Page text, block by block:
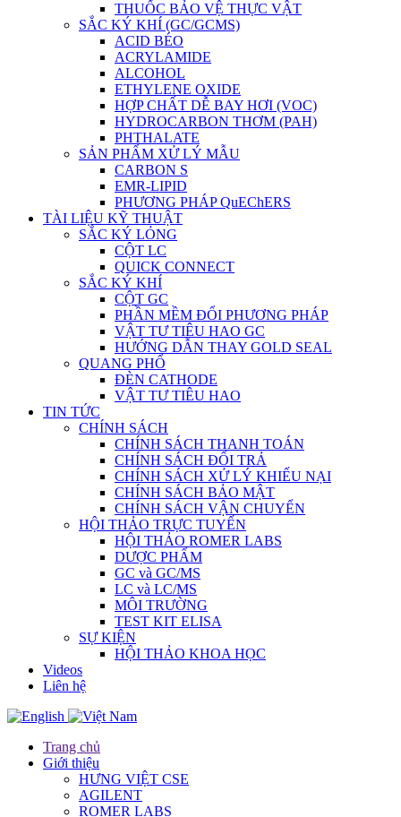
THUỐC BẢO VỆ THỰC VẬT
SẮC KÝ KHÍ (GC/GCMS)
ACID BÉO
ACRYLAMIDE
ALCOHOL
ETHYLENE OXIDE
HỢP CHẤT DỄ BAY HƠI (VOC)
HYDROCARBON THƠM (PAH)
PHTHALATE
SẢN PHẨM XỬ LÝ MẪU
CARBON S
EMR-LIPID
PHƯƠNG PHÁP QuEChERS
TÀI LIỆU KỸ THUẬT
SẮC KÝ LỎNG
CỘT LC
QUICK CONNECT
SẮC KÝ KHÍ
CỘT GC
PHẦN MỀM ĐỔI PHƯƠNG PHÁP
VẬT TƯ TIÊU HAO GC
HƯỚNG DẪN THAY GOLD SEAL
QUANG PHỔ
ĐÈN CATHODE
VẬT TƯ TIÊU HAO
TIN TỨC
CHÍNH SÁCH
CHÍNH SÁCH THANH TOÁN
CHÍNH SÁCH ĐỔI TRẢ
CHÍNH SÁCH XỬ LÝ KHIẾU NẠI
CHÍNH SÁCH BẢO MẬT
CHÍNH SÁCH VẬN CHUYỂN
HỘI THẢO TRỰC TUYẾN
HỘI THẢO ROMER LABS
DƯỢC PHẨM
GC và GC/MS
LC và LC/MS
MÔI TRƯỜNG
TEST KIT ELISA
SỰ KIỆN
HỘI THẢO KHOA HỌC
Videos
Liên hệ
Trang chủ
Giới thiệu
HƯNG VIỆT CSE
AGILENT
ROMER LABS